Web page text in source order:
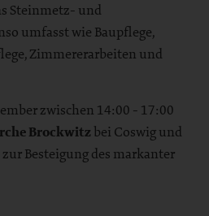
Steinmetz- und
umfasst wie Baupflege,
Zimmererarbeiten und
zwischen 14:00 - 17:00
Brockwitz bei Coswig und
Besteigung des markanter